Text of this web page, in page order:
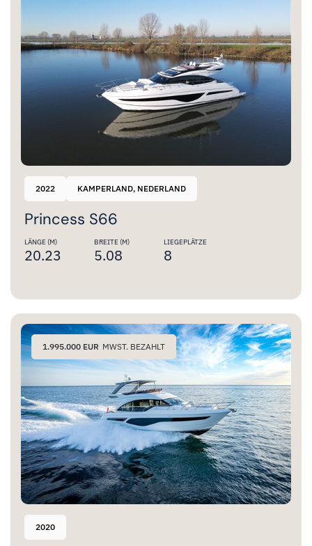
2022 KAMPERLAND, NEDERLAND
Princess S66
LÄNGE (M)
20.23
BREITE (M)
5.08
LIEGEPLÄTZE
8
1.995.000 EUR MWST. BEZAHLT
2020